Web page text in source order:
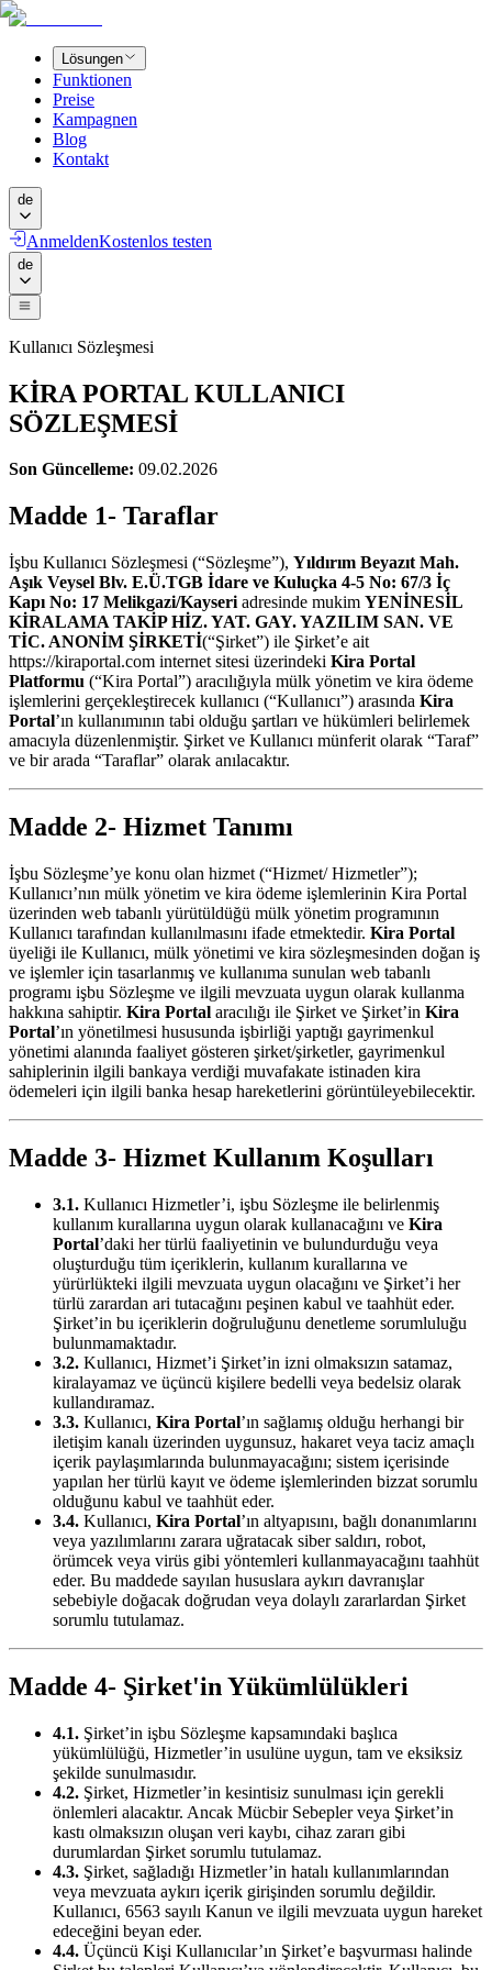
Lösungen
Funktionen
Preise
Kampagnen
Blog
Kontakt
de
AnmeldenKostenlos testen
de
Kullanıcı Sözleşmesi
KİRA PORTAL KULLANICI
SÖZLEŞMESİ
Son Güncelleme: 09.02.2026
Madde 1- Taraflar
İşbu Kullanıcı Sözleşmesi (“Sözleşme”), Yıldırım Beyazıt Mah.
Aşık Veysel Blv. E.Ü.TGB İdare ve Kuluçka 4-5 No: 67/3 İç
Kapı No: 17 Melikgazi/Kayseri adresinde mukim YENİNESİL
KİRALAMA TAKİP HİZ. YAT. GAY. YAZILIM SAN. VE
TİC. ANONİM ŞİRKETİ(“Şirket”) ile Şirket’e ait
https://kiraportal.com internet sitesi üzerindeki Kira Portal
Platformu (“Kira Portal”) aracılığıyla mülk yönetim ve kira ödeme
işlemlerini gerçekleştirecek kullanıcı (“Kullanıcı”) arasında Kira
Portal’ın kullanımının tabi olduğu şartları ve hükümleri belirlemek
amacıyla düzenlenmiştir. Şirket ve Kullanıcı münferit olarak “Taraf”
ve bir arada “Taraflar” olarak anılacaktır.
Madde 2- Hizmet Tanımı
İşbu Sözleşme’ye konu olan hizmet (“Hizmet/ Hizmetler”);
Kullanıcı’nın mülk yönetim ve kira ödeme işlemlerinin Kira Portal
üzerinden web tabanlı yürütüldüğü mülk yönetim programının
Kullanıcı tarafından kullanılmasını ifade etmektedir. Kira Portal
üyeliği ile Kullanıcı, mülk yönetimi ve kira sözleşmesinden doğan iş
ve işlemler için tasarlanmış ve kullanıma sunulan web tabanlı
programı işbu Sözleşme ve ilgili mevzuata uygun olarak kullanma
hakkına sahiptir. Kira Portal aracılığı ile Şirket ve Şirket’in Kira
Portal’ın yönetilmesi hususunda işbirliği yaptığı gayrimenkul
yönetimi alanında faaliyet gösteren şirket/şirketler, gayrimenkul
sahiplerinin ilgili bankaya verdiği muvafakate istinaden kira
ödemeleri için ilgili banka hesap hareketlerini görüntüleyebilecektir.
Madde 3- Hizmet Kullanım Koşulları
3.1. Kullanıcı Hizmetler’i, işbu Sözleşme ile belirlenmiş
kullanım kurallarına uygun olarak kullanacağını ve Kira
Portal’daki her türlü faaliyetinin ve bulundurduğu veya
oluşturduğu tüm içeriklerin, kullanım kurallarına ve
yürürlükteki ilgili mevzuata uygun olacağını ve Şirket’i her
türlü zarardan ari tutacağını peşinen kabul ve taahhüt eder.
Şirket’in bu içeriklerin doğruluğunu denetleme sorumluluğu
bulunmamaktadır.
3.2. Kullanıcı, Hizmet’i Şirket’in izni olmaksızın satamaz,
kiralayamaz ve üçüncü kişilere bedelli veya bedelsiz olarak
kullandıramaz.
3.3. Kullanıcı, Kira Portal’ın sağlamış olduğu herhangi bir
iletişim kanalı üzerinden uygunsuz, hakaret veya taciz amaçlı
içerik paylaşımlarında bulunmayacağını; sistem içerisinde
yapılan her türlü kayıt ve ödeme işlemlerinden bizzat sorumlu
olduğunu kabul ve taahhüt eder.
3.4. Kullanıcı, Kira Portal’ın altyapısını, bağlı donanımlarını
veya yazılımlarını zarara uğratacak siber saldırı, robot,
örümcek veya virüs gibi yöntemleri kullanmayacağını taahhüt
eder. Bu maddede sayılan hususlara aykırı davranışlar
sebebiyle doğacak doğrudan veya dolaylı zararlardan Şirket
sorumlu tutulamaz.
Madde 4- Şirket'in Yükümlülükleri
4.1. Şirket’in işbu Sözleşme kapsamındaki başlıca
yükümlülüğü, Hizmetler’in usulüne uygun, tam ve eksiksiz
şekilde sunulmasıdır.
4.2. Şirket, Hizmetler’in kesintisiz sunulması için gerekli
önlemleri alacaktır. Ancak Mücbir Sebepler veya Şirket’in
kastı olmaksızın oluşan veri kaybı, cihaz zararı gibi
durumlardan Şirket sorumlu tutulamaz.
4.3. Şirket, sağladığı Hizmetler’in hatalı kullanımlarından
veya mevzuata aykırı içerik girişinden sorumlu değildir.
Kullanıcı, 6563 sayılı Kanun ve ilgili mevzuata uygun hareket
edeceğini beyan eder.
4.4. Üçüncü Kişi Kullanıcılar’ın Şirket’e başvurması halinde